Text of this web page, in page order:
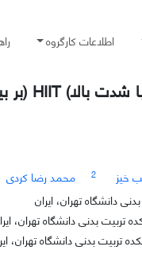
اطلاعات کارگروه
خیز 2 محمد رضا کردی
دانشگاه تهران، ایران
بدنی دانشگاه تهران،
تربیت بدنی دانشگاه تهران،